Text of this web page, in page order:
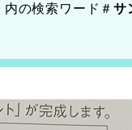
内の検索ワード＃サ